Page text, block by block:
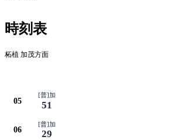
時刻表
柘植 加茂方面
05
[普]加
51
06
[普]加
29